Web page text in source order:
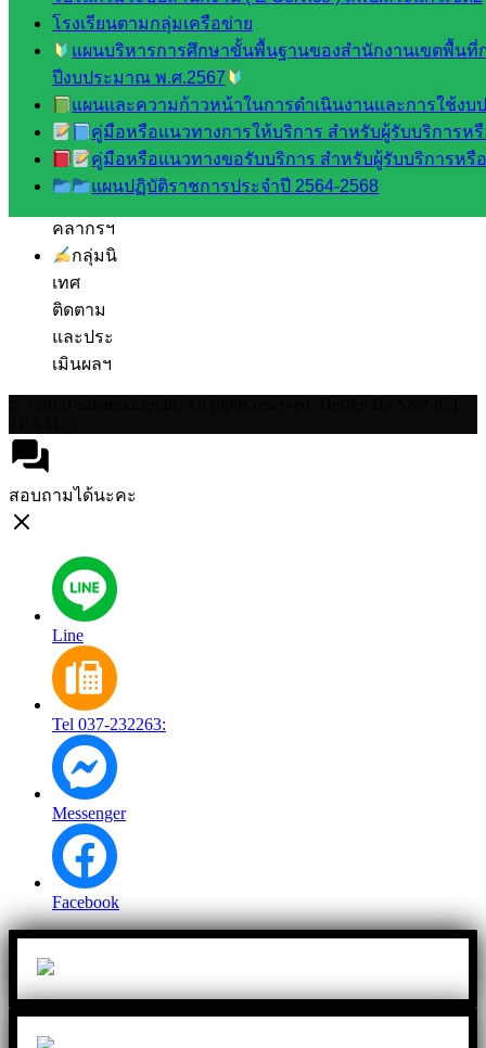
โรงเรียนตามกลุ่มเครือข่าย
แผนบริหารการศึกษาขั้นพื้นฐานของสำนักงานเขตพื้นที่
ปีงบประมาณ พ.ศ.2567
แผนและความก้าวหน้าในการดำเนินงานและการใช้งบ
คู่มือหรือแนวทางการให้บริการ สำหรับผู้รับบริการห
คู่มือหรือแนวทางขอรับบริการ สำหรับผู้รับบริการหรื
แผนปฏิบัติราชการประจำปี 2564-2568
ศึกษา
บริหาร
งาน
บุคคล
กลุ่ม
พัฒนาครู
คลากรฯ
กลุ่มนิ
เทศ
ติดตาม
และประ
เมินผลฯ
สอบถามได้นะคะ
Line
Tel 037-232263:
Messenger
Facebook